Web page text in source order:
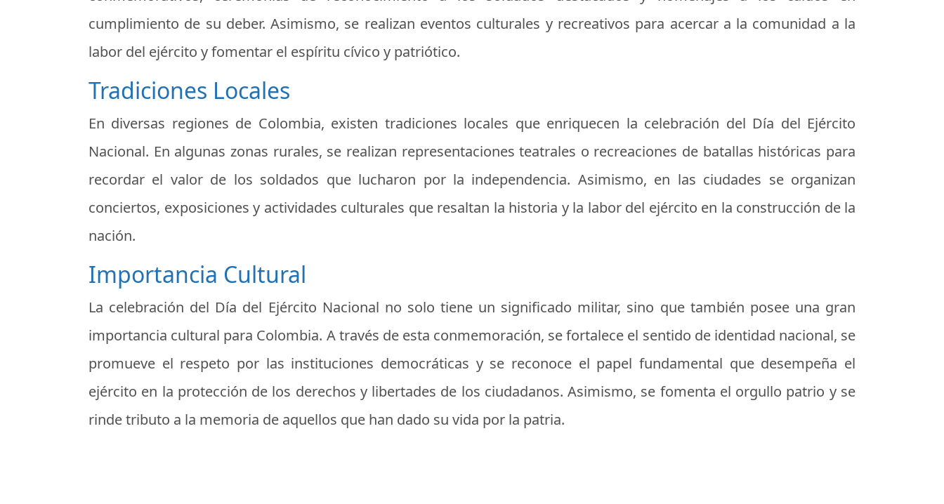
cumplimiento de su deber. Asimismo, se realizan eventos culturales y recreativos para acercar a la comunidad a la
labor del ejército y fomentar el espíritu cívico y patriótico.
Tradiciones Locales
En diversas regiones de Colombia, existen tradiciones locales que enriquecen la celebración del Día del Ejército
Nacional. En algunas zonas rurales, se realizan representaciones teatrales o recreaciones de batallas históricas para
recordar el valor de los soldados que lucharon por la independencia. Asimismo, en las ciudades se organizan
conciertos, exposiciones y actividades culturales que resaltan la historia y la labor del ejército en la construcción de la
nación.
Importancia Cultural
La celebración del Día del Ejército Nacional no solo tiene un significado militar, sino que también posee una gran
importancia cultural para Colombia. A través de esta conmemoración, se fortalece el sentido de identidad nacional, se
promueve el respeto por las instituciones democráticas y se reconoce el papel fundamental que desempeña el
ejército en la protección de los derechos y libertades de los ciudadanos. Asimismo, se fomenta el orgullo patrio y se
rinde tributo a la memoria de aquellos que han dado su vida por la patria.